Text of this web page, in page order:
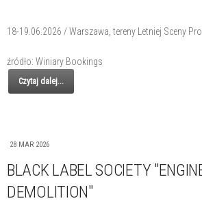
18-19.06.2026 / Warszawa, tereny Letniej Sceny
źródło: Winiary Bookings
Czytaj dalej...
28 MAR 2026
BLACK LABEL SOCIETY
DEMOLITION"